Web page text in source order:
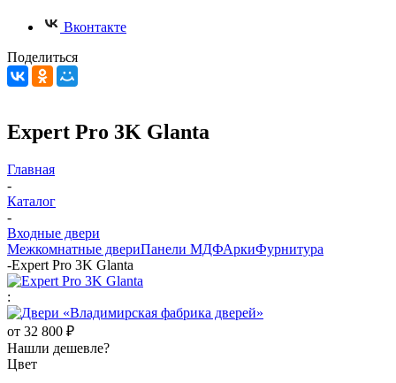
Вконтакте
Поделиться
Expert Pro 3K Glanta
Главная
-
Каталог
-
Входные двери
Межкомнатные двериПанели МДФАркиФурнитура
-Expert Pro 3K Glanta
:
от 32 800 ₽
Нашли дешевле?
Цвет